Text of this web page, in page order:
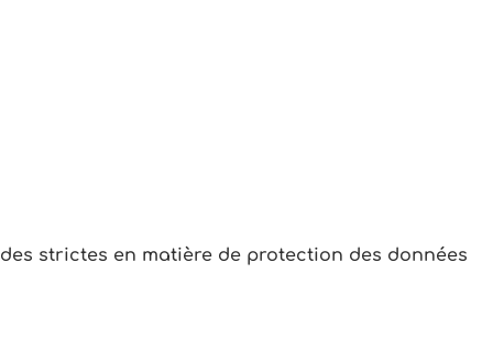
strictes en matière de protection des données